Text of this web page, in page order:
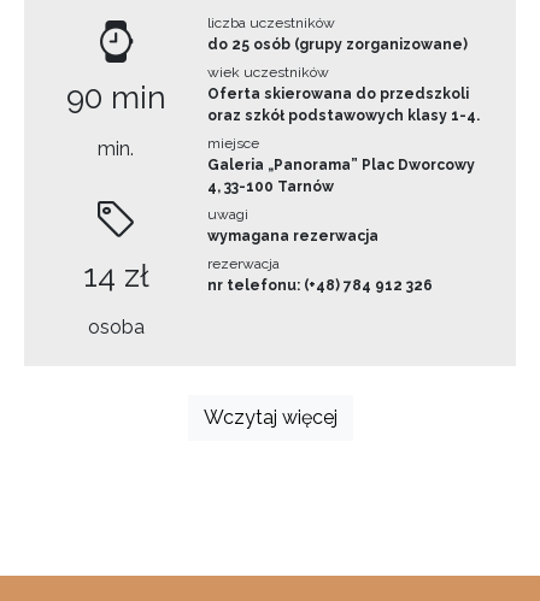
90 min
min.
14 zł
osoba
liczba uczestników
do 25 osób (grupy zorganizowane)
wiek uczestników
Oferta skierowana do przedszkoli
oraz szkół podstawowych klasy 1-4.
miejsce
Galeria „Panorama” Plac Dworcowy
4, 33-100 Tarnów
uwagi
wymagana rezerwacja
rezerwacja
nr telefonu: (+48) 784 912 326
Wczytaj więcej